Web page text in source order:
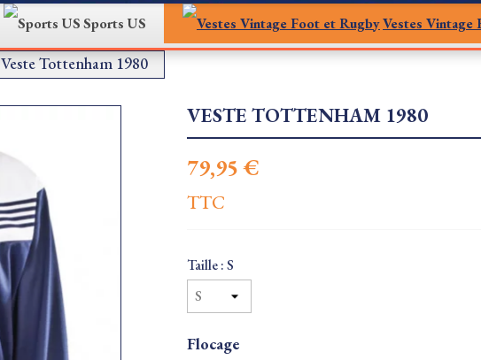
Sports US Vestes Vintage
Veste Tottenham 1980
VESTE TOTTENHAM 1980
79,95 €
TTC
Taille : S
Flocage